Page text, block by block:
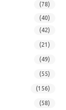
(78)
(40)
(42)
(21)
(49)
(55)
(156)
(58)